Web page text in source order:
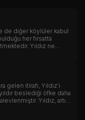
de diğer köylüler kabul
her fırsatta
Yıldız ne
gelen itirafı, Yıldız’ı
beslediği öfke daha
Yıldız, artık